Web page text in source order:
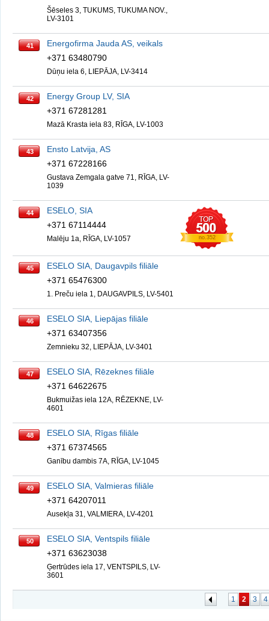
Šēseles 3, TUKUMS, TUKUMA NOV.,
LV-3101
41
Energofirma Jauda AS, veikals
+371 63480790
Dūņu iela 6, LIEPĀJA, LV-3414
42
Energy Group LV, SIA
+371 67281281
Mazā Krasta iela 83, RĪGA, LV-1003
43
Ensto Latvija, AS
+371 67228166
Gustava Zemgala gatve 71, RĪGA, LV-
1039
44
ESELO, SIA
+371 67114444
Malēju 1a, RĪGA, LV-1057 no.352
45
ESELO SIA, Daugavpils filiāle
+371 65476300
1. Preču iela 1, DAUGAVPILS, LV-5401
46
ESELO SIA, Liepājas filiāle
+371 63407356
Zemnieku 32, LIEPĀJA, LV-3401
47
ESELO SIA, Rēzeknes filiāle
+371 64622675
Bukmuižas iela 12A, RĒZEKNE, LV-
4601
48
ESELO SIA, Rīgas filiāle
+371 67374565
Ganību dambis 7A, RĪGA, LV-1045
49
ESELO SIA, Valmieras filiāle
+371 64207011
Ausekļa 31, VALMIERA, LV-4201
50
ESELO SIA, Ventspils filiāle
+371 63623038
Ģertrūdes iela 17, VENTSPILS, LV-
3601
1 2 3 4